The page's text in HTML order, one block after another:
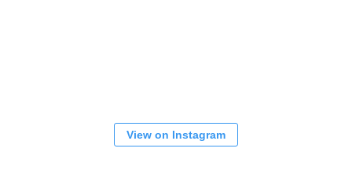
View on Instagram